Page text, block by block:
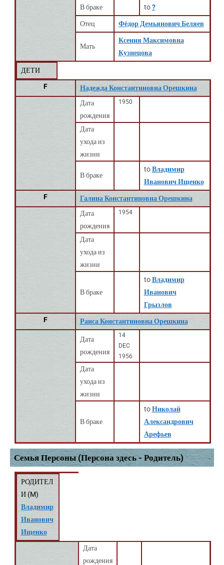
В браке to?
Отец Фёдор Демьянович Беляев
Мать
Ксения Максимовна
Кузнецова
ДЕТИ
F
Надежда Константиновна Орешкина
Дата
рождения
1950
Дата
ухода из
жизни
В браке
toВладимир
Иванович Ищенко
F
Галина Константиновна Орешкина
Дата
рождения
1954
Дата
ухода из
жизни
В браке
toВладимир
Иванович
Грызлов
F
Раиса Константиновна Орешкина
Дата
рождения
14
DEC
1956
Дата
ухода из
жизни
В браке
toНиколай
Александрович
Арефьев
Семья Персоны (Персона здесь - Родитель)
РОДИТЕЛ
И (M)
Владимир
Иванович
Ищенко
Дата
рождения